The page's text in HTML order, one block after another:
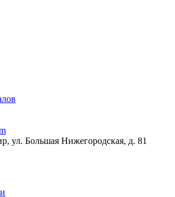
ул. Большая Нижегородская, д. 81